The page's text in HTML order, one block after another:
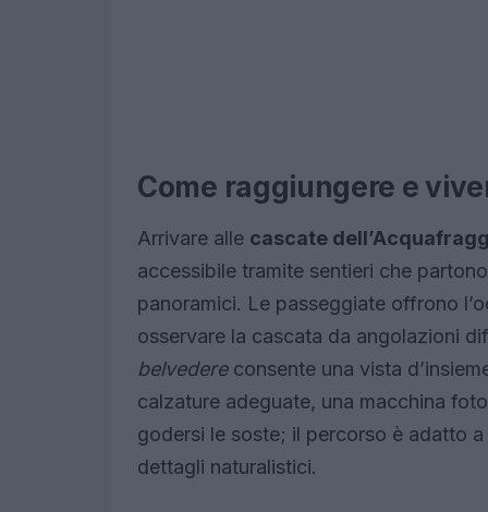
Come raggiungere e
Arrivare alle cascate
accessibile tramite sentieri che
panoramici. Le passeggiate offrono
osservare la cascata da angolazioni
belvedereconsente una vista
calzature adeguate, una macchina
godersi le soste; il percorso è adatto
dettagli naturalistici.